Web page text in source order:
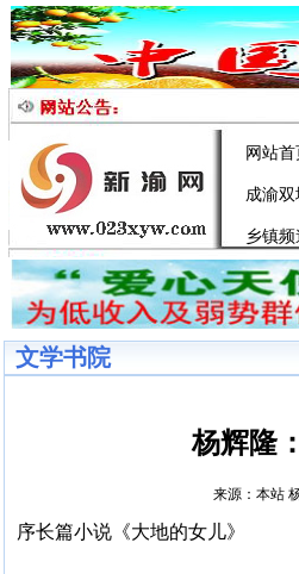
网站首
成渝双
乡镇频
文学书院
杨辉隆
来源：本站
序长篇小说《大地的女儿》